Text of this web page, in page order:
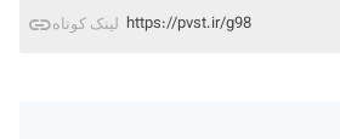
لینک کوتاه https://pvst.ir/g98